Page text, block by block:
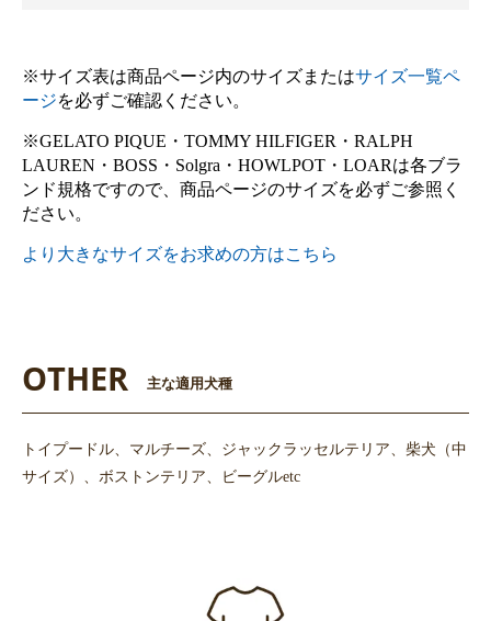
※サイズ表は商品ページ内のサイズまたはサイズ一覧ペ
ージを必ずご確認ください。
※GELATO PIQUE・TOMMY HILFIGER・RALPH
LAUREN・BOSS・Solgra・HOWLPOT・LOARは各ブラ
ンド規格ですので、商品ページのサイズを必ずご参照く
ださい。
より大きなサイズをお求めの方はこちら
OTHER 主な適用犬種
トイプードル、マルチーズ、ジャックラッセルテリア、柴犬（中
サイズ）、ボストンテリア、ビーグルetc